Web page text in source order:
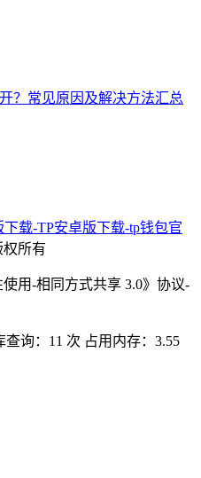
？常见原因及解决方法汇总
载-TP安卓版下载-tp钱包官
权所有
用-相同方式共享 3.0》协议-
询：11 次 占用内存：3.55